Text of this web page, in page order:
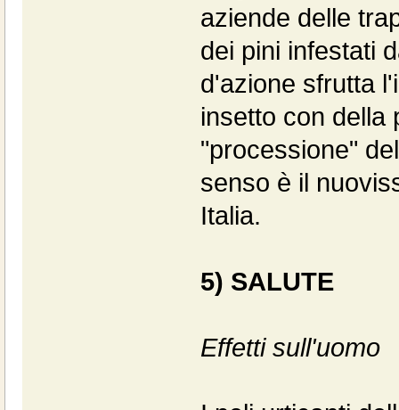
aziende delle
dei pini infestati
d'azione sfrutta
insetto con della
"processione"
senso è il
Italia.
5) SALUTE
Effetti sull'uomo